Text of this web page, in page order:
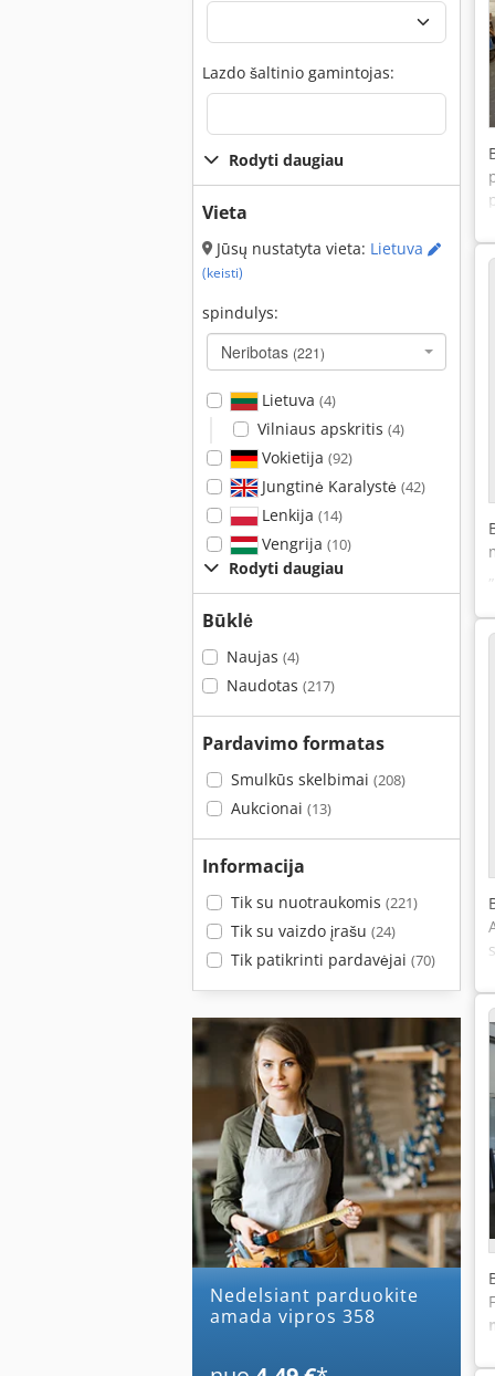
Lazdo šaltinio gamintojas:
Rodyti daugiau
Vieta
Jūsų nustatyta vieta: Lietuva
(keisti)
spindulys:
Neribotas (221)
Lietuva (4)
Vilniaus apskritis (4)
Vokietija (92)
Jungtinė Karalystė (42)
Lenkija (14)
Vengrija (10)
Rodyti daugiau
Būklė
Naujas (4)
Naudotas (217)
Pardavimo formatas
Smulkūs skelbimai (208)
Aukcionai (13)
Informacija
Tik su nuotraukomis (221)
Tik su vaizdo įrašu (24)
Tik patikrinti pardavėjai (70)
Nedelsiant parduokite
amada vipros 358